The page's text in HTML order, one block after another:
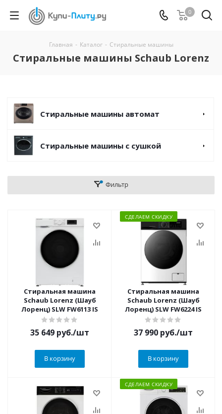
0
Главная - Каталог - Стиральные машины
Стиральные машины Schaub Lorenz
Стиральные машины автомат
Стиральные машины с сушкой
Фильтр
Стиральная машина
Schaub Lorenz (Шауб
Лоренц) SLW FW6113 IS
35 649 руб./шт
В корзину
СДЕЛАЕМ СКИДКУ
Стиральная машина
Schaub Lorenz (Шауб
Лоренц) SLW FW6224 IS
37 990 руб./шт
В корзину
СДЕЛАЕМ СКИДКУ